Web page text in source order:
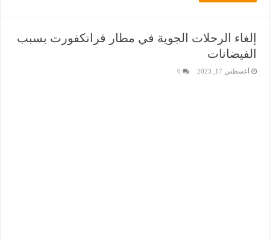
إلغاء الرحلات الجوية في مطار فرانكفورت بسبب
الفيضانات
أغسطس 17, 2023 0